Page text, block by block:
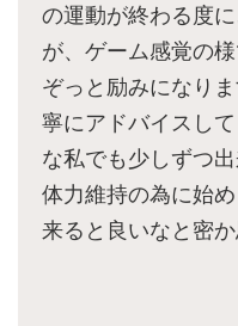
の運動が終わる度
が、ゲーム感覚の
ぞっと励みになり
寧にアドバイスし
な私でも少しずつ
体力維持の為に始
来ると良いなと密か